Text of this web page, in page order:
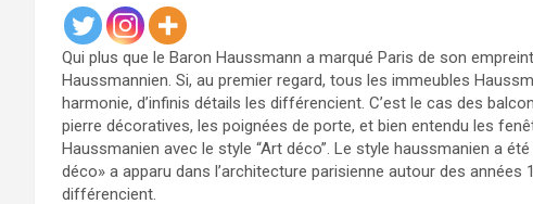
Qui plus que le Baron Haussmann a marqué Paris de son
Haussmannien. Si, au premier regard, tous les immeubles
harmonie, d’infinis détails les différencient. C’est le cas des
pierre décoratives, les poignées de porte, et bien entendu les
Haussmanien avec le style “Art déco”. Le style haussmanien a
déco» a apparu dans l’architecture parisienne autour des
différencient.